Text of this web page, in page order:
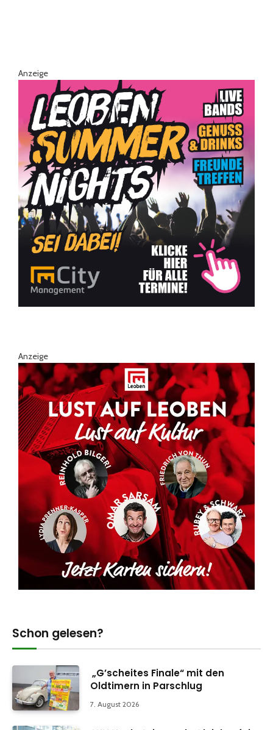
Anzeige
Anzeige
Schon gelesen?
„G’scheites Finale“ mit den
Oldtimern in Parschlug
7. August 2026